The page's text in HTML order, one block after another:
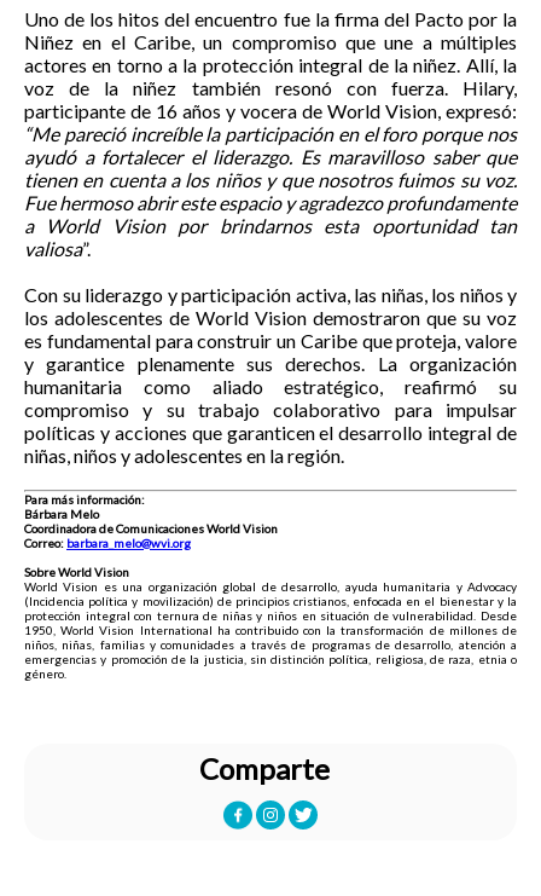
Uno de los hitos del encuentro fue la firma del Pacto por la
Niñez en el Caribe, un compromiso que une a múltiples
actores en torno a la protección integral de la niñez. Allí, la
voz de la niñez también resonó con fuerza. Hilary,
participante de 16 años y vocera de World Vision, expresó:
“Me pareció increíble la participación en el foro porque nos
ayudó a fortalecer el liderazgo. Es maravilloso saber que
tienen en cuenta a los niños y que nosotros fuimos su voz.
Fue hermoso abrir este espacio y agradezco profundamente
a World Vision por brindarnos esta oportunidad tan
valiosa”.
Con su liderazgo y participación activa, las niñas, los niños y
los adolescentes de World Vision demostraron que su voz
es fundamental para construir un Caribe que proteja, valore
y garantice plenamente sus derechos. La organización
humanitaria como aliado estratégico, reafirmó su
compromiso y su trabajo colaborativo para impulsar
políticas y acciones que garanticen el desarrollo integral de
niñas, niños y adolescentes en la región.
Para más información:
Bárbara Melo
Coordinadora de Comunicaciones World Vision
Correo: barbara_melo@wvi.org
Sobre World Vision
World Vision es una organización global de desarrollo, ayuda humanitaria y Advocacy
(Incidencia política y movilización) de principios cristianos, enfocada en el bienestar y la
protección integral con ternura de niñas y niños en situación de vulnerabilidad. Desde
1950, World Vision International ha contribuido con la transformación de millones de
niños, niñas, familias y comunidades a través de programas de desarrollo, atención a
emergencias y promoción de la justicia, sin distinción política, religiosa, de raza, etnia o
género.
Comparte